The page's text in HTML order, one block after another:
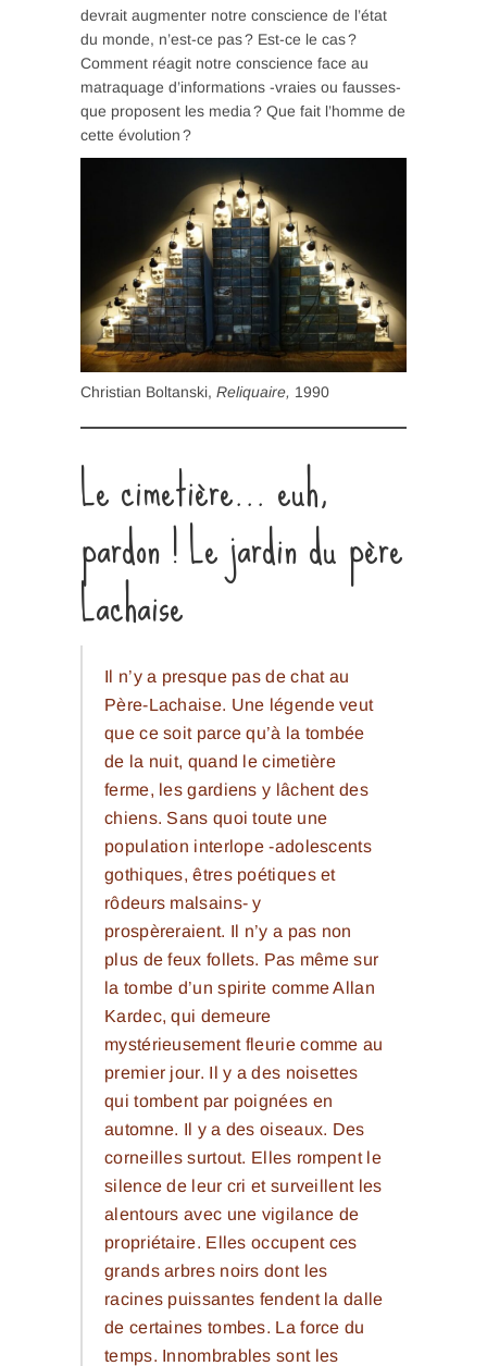
devrait augmenter notre conscience de l’état
du monde, n’est-ce pas ? Est-ce le cas ?
Comment réagit notre conscience face au
matraquage d’informations -vraies ou fausses-
que proposent les media ? Que fait l’homme de
cette évolution ?
Christian Boltanski, Reliquaire, 1990
Le cimetière… euh,
pardon ! Le jardin du père
Lachaise
Il n’y a presque pas de chat au
Père-Lachaise. Une légende veut
que ce soit parce qu’à la tombée
de la nuit, quand le cimetière
ferme, les gardiens y lâchent des
chiens. Sans quoi toute une
population interlope -adolescents
gothiques, êtres poétiques et
rôdeurs malsains- y
prospèreraient. Il n’y a pas non
plus de feux follets. Pas même sur
la tombe d’un spirite comme Allan
Kardec, qui demeure
mystérieusement fleurie comme au
premier jour. Il y a des noisettes
qui tombent par poignées en
automne. Il y a des oiseaux. Des
corneilles surtout. Elles rompent le
silence de leur cri et surveillent les
alentours avec une vigilance de
propriétaire. Elles occupent ces
grands arbres noirs dont les
racines puissantes fendent la dalle
de certaines tombes. La force du
temps. Innombrables sont les